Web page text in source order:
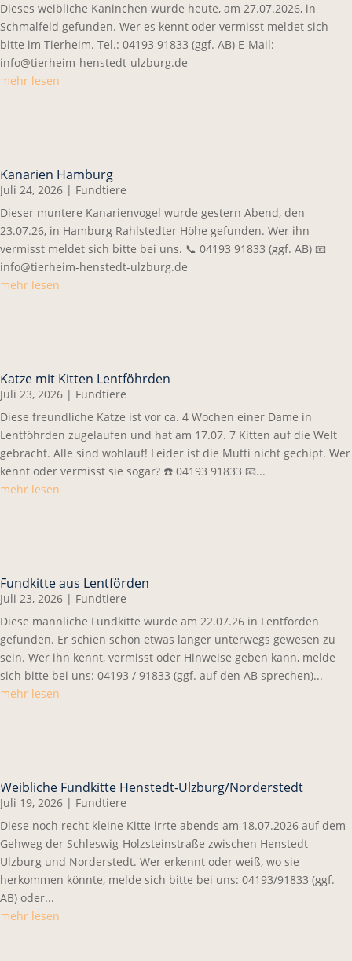
Dieses weibliche Kaninchen wurde heute, am 27.07.2026, in
Schmalfeld gefunden. Wer es kennt oder vermisst meldet sich
bitte im Tierheim. Tel.: 04193 91833 (ggf. AB) E-Mail:
info@tierheim-henstedt-ulzburg.de
mehr lesen
Kanarien Hamburg
Juli 24, 2026 | Fundtiere
Dieser muntere Kanarienvogel wurde gestern Abend, den
23.07.26, in Hamburg Rahlstedter Höhe gefunden. Wer ihn
vermisst meldet sich bitte bei uns. 📞 04193 91833 (ggf. AB) 📧
info@tierheim-henstedt-ulzburg.de
mehr lesen
Katze mit Kitten Lentföhrden
Juli 23, 2026 | Fundtiere
Diese freundliche Katze ist vor ca. 4 Wochen einer Dame in
Lentföhrden zugelaufen und hat am 17.07. 7 Kitten auf die Welt
gebracht. Alle sind wohlauf! Leider ist die Mutti nicht gechipt. Wer
kennt oder vermisst sie sogar? ☎️ 04193 91833 📧...
mehr lesen
Fundkitte aus Lentförden
Juli 23, 2026 | Fundtiere
Diese männliche Fundkitte wurde am 22.07.26 in Lentförden
gefunden. Er schien schon etwas länger unterwegs gewesen zu
sein. Wer ihn kennt, vermisst oder Hinweise geben kann, melde
sich bitte bei uns: 04193 / 91833 (ggf. auf den AB sprechen)...
mehr lesen
Weibliche Fundkitte Henstedt-Ulzburg/Norderstedt
Juli 19, 2026 | Fundtiere
Diese noch recht kleine Kitte irrte abends am 18.07.2026 auf dem
Gehweg der Schleswig-Holzsteinstraße zwischen Henstedt-
Ulzburg und Norderstedt. Wer erkennt oder weiß, wo sie
herkommen könnte, melde sich bitte bei uns: 04193/91833 (ggf.
AB) oder...
mehr lesen